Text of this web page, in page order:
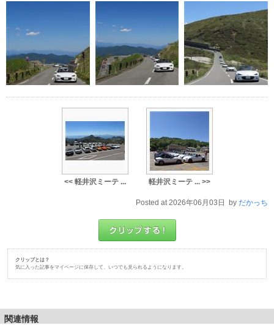
<< 軽井沢ミーテ ... 軽井沢ミーテ ... >>
Posted at 2026年06月03日 by だかっち
クリップとは？
気に入った記事をマイページに保存して、いつでも見られるようになります。
関連情報